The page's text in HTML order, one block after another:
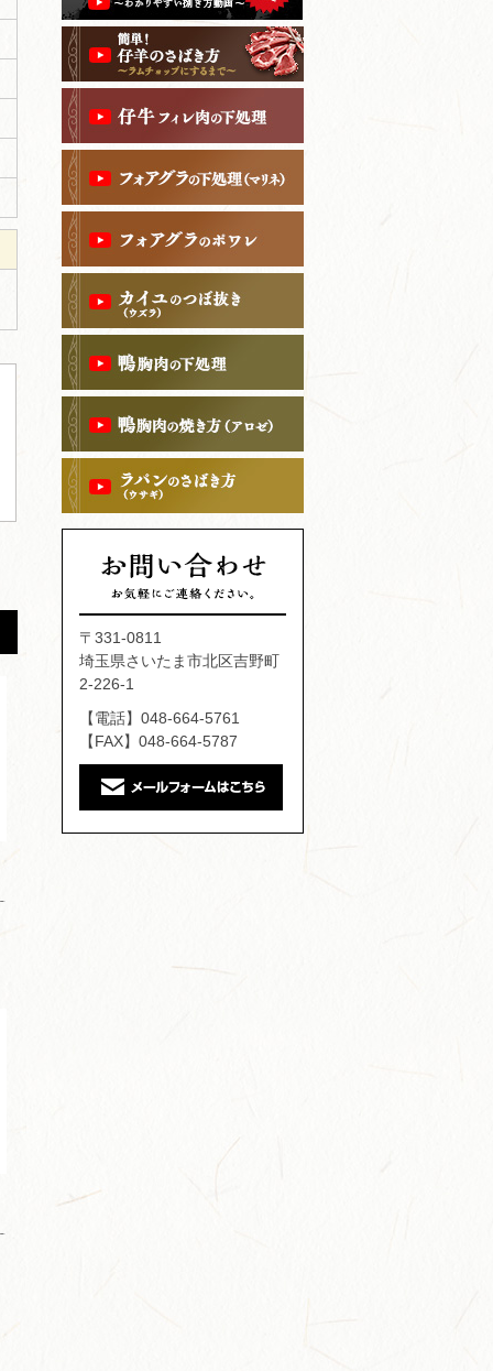
〒331-0811
埼玉県さいたま市北区吉野町
2-226-1
【電話】048-664-5761
【FAX】048-664-5787